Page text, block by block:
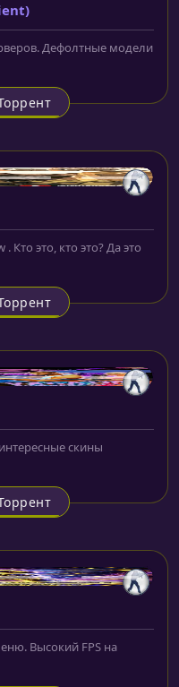
Дефолтные модели
Кто это, кто это? Да это
скины
Высокий FPS на